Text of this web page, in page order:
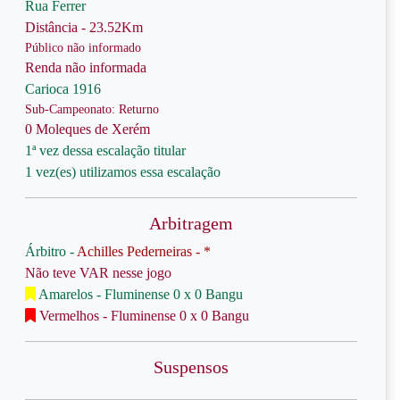
Rua Ferrer
Distância - 23.52Km
Público não informado
Renda não informada
Carioca 1916
Sub-Campeonato: Returno
0 Moleques de Xerém
1ª vez dessa escalação titular
1 vez(es) utilizamos essa escalação
Arbitragem
Árbitro - Achilles Pederneiras - *
Não teve VAR nesse jogo
Amarelos - Fluminense 0 x 0 Bangu
Vermelhos - Fluminense 0 x 0 Bangu
Suspensos